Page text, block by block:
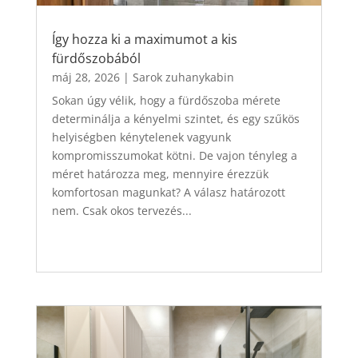
Így hozza ki a maximumot a kis
fürdőszobából
máj 28, 2026| Sarok zuhanykabin
Sokan úgy vélik, hogy a fürdőszoba mérete
determinálja a kényelmi szintet, és egy szűkös
helyiségben kénytelenek vagyunk
kompromisszumokat kötni. De vajon tényleg a
méret határozza meg, mennyire érezzük
komfortosan magunkat? A válasz határozott
nem. Csak okos tervezés...